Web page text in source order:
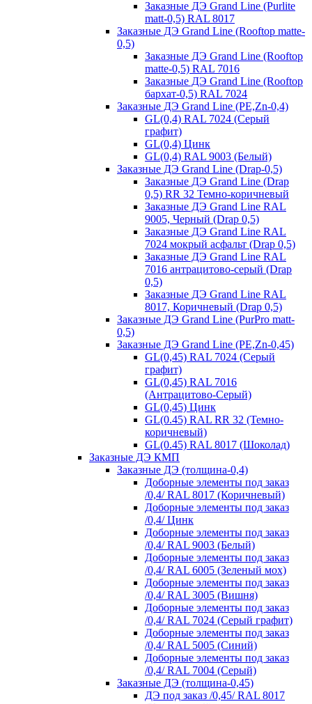
Заказные ДЭ Grand Line (Purlite
matt-0,5) RAL 8017
Заказные ДЭ Grand Line (Rooftop matte-
0,5)
Заказные ДЭ Grand Line (Rooftop
matte-0,5) RAL 7016
Заказные ДЭ Grand Line (Rooftop
бархат-0,5) RAL 7024
Заказные ДЭ Grand Line (PE,Zn-0,4)
GL(0,4) RAL 7024 (Серый
графит)
GL(0,4) Цинк
GL(0,4) RAL 9003 (Белый)
Заказные ДЭ Grand Line (Drap-0,5)
Заказные ДЭ Grand Line (Drap
0,5) RR 32 Темно-коричневый
Заказные ДЭ Grand Line RAL
9005, Черный (Drap 0,5)
Заказные ДЭ Grand Line RAL
7024 мокрый асфальт (Drap 0,5)
Заказные ДЭ Grand Line RAL
7016 антрацитово-серый (Drap
0,5)
Заказные ДЭ Grand Line RAL
8017, Коричневый (Drap 0,5)
Заказные ДЭ Grand Line (PurPro matt-
0,5)
Заказные ДЭ Grand Line (PE,Zn-0,45)
GL(0,45) RAL 7024 (Серый
графит)
GL(0,45) RAL 7016
(Антрацитово-Серый)
GL(0,45) Цинк
GL(0.45) RAL RR 32 (Темно-
коричневый)
GL(0.45) RAL 8017 (Шоколад)
Заказные ДЭ КМП
Заказные ДЭ (толщина-0,4)
Доборные элементы под заказ
/0,4/ RAL 8017 (Коричневый)
Доборные элементы под заказ
/0,4/ Цинк
Доборные элементы под заказ
/0,4/ RAL 9003 (Белый)
Доборные элементы под заказ
/0,4/ RAL 6005 (Зеленый мох)
Доборные элементы под заказ
/0,4/ RAL 3005 (Вишня)
Доборные элементы под заказ
/0,4/ RAL 7024 (Серый графит)
Доборные элементы под заказ
/0,4/ RAL 5005 (Синий)
Доборные элементы под заказ
/0,4/ RAL 7004 (Серый)
Заказные ДЭ (толщина-0,45)
ДЭ под заказ /0,45/ RAL 8017